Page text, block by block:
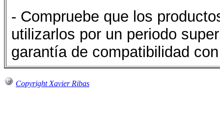
- Compruebe que los
utilizarlos por un periodo
garantía de compatibilidad
Copyright Xavier Ribas